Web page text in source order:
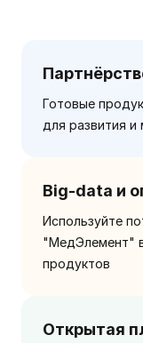
Готовые
для развития
Big-data и
Используйте
"МедЭлемент"
продуктов
Открытая